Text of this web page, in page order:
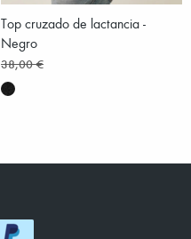
Top cruzado de lactancia -
Negro
38,00 €